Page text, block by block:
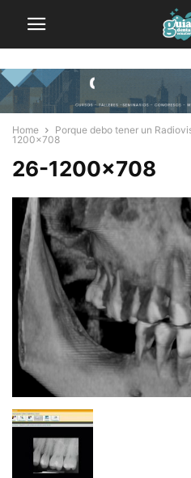
Home Porque debo tener un
1200x708
26-1200×708